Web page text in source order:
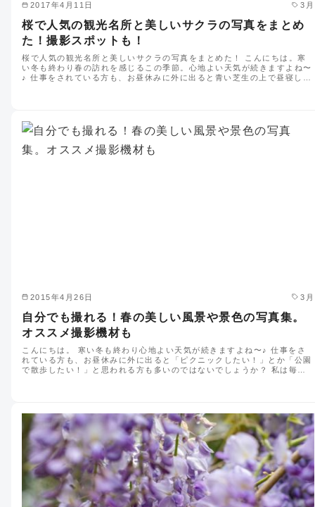
2017年4月11日 3月
桜で人気の観光名所と美しいサクラの写真をまとめ
た！撮影スポットも！
桜で人気の観光名所と美しいサクラの写真をまとめた！ こんにちは。寒
い冬も終わり春の訪れを感じるこの季節。心地よい天気が続きますよね〜
♪ 仕事をされている方も、お昼休みに外に出ると青い芝生の上で昼寝し…
2015年4月26日 3月
自分でも撮れる！春の美しい風景や景色の写真集。
オススメ撮影機材も
こんにちは。 寒い冬も終わり心地よい天気が続きますよね〜♪ 仕事をさ
れている方も、お昼休みに外に出ると「ピクニックしたい！」とか「公園
で散歩したい！」と思われる方も多いのではないでしょうか？ 私は毎…